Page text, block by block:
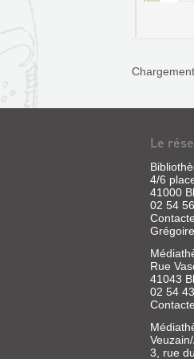
Leblond,
Thierry
Ed.
Patrimoine,
du
Le
4/6
41000
02 54
Grégoire
Rue
41043
02 54
3, rue